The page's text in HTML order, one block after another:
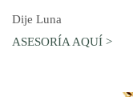
Dije Luna
ASESORÍA AQUÍ >